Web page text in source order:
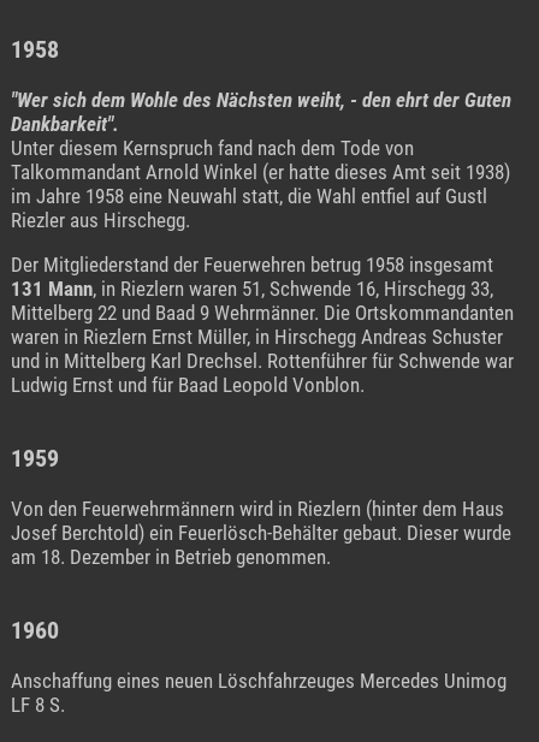
1958
"Wer sich dem Wohle des Nächsten weiht, - den ehrt der Guten
Dankbarkeit".
Unter diesem Kernspruch fand nach dem Tode von
Talkommandant Arnold Winkel (er hatte dieses Amt seit 1938)
im Jahre 1958 eine Neuwahl statt, die Wahl entfiel auf Gustl
Riezler aus Hirschegg.
Der Mitgliederstand der Feuerwehren betrug 1958 insgesamt
131 Mann, in Riezlern waren 51, Schwende 16, Hirschegg 33,
Mittelberg 22 und Baad 9 Wehrmänner. Die Ortskommandanten
waren in Riezlern Ernst Müller, in Hirschegg Andreas Schuster
und in Mittelberg Karl Drechsel. Rottenführer für Schwende war
Ludwig Ernst und für Baad Leopold Vonblon.
1959
Von den Feuerwehrmännern wird in Riezlern (hinter dem Haus
Josef Berchtold) ein Feuerlösch-Behälter gebaut. Dieser wurde
am 18. Dezember in Betrieb genommen.
1960
Anschaffung eines neuen Löschfahrzeuges Mercedes Unimog
LF 8 S.